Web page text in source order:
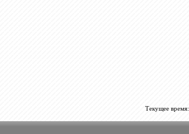
Текущее время: